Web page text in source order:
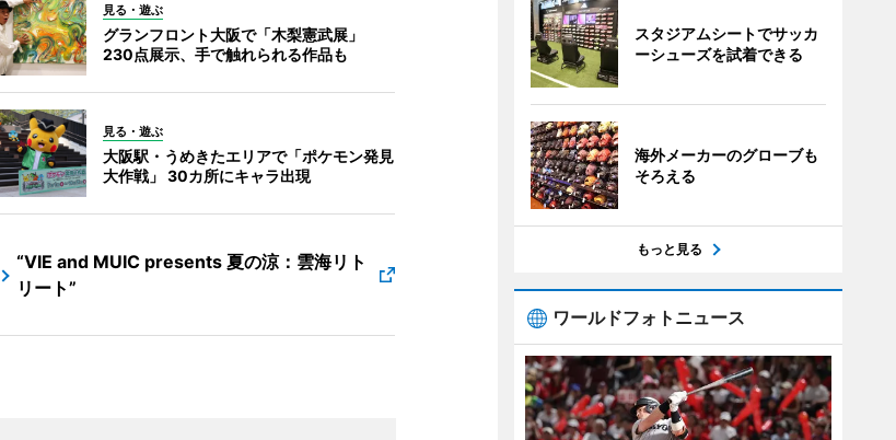
見る・遊ぶ
グランフロント大阪で「木梨憲武展」
230点展示、手で触れられる作品も
見る・遊ぶ
大阪駅・うめきたエリアで「ポケモン発見
大作戦」 30カ所にキャラ出現
“VIE and MUIC presents 夏の涼：雲海リト
リート”
スタジアムシートでサッカ
ーシューズを試着できる
海外メーカーのグローブも
そろえる
もっと見る
ワールドフォトニュース